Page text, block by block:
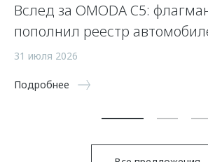
Вслед за OMODA C5:
пополнил реестр
31 июля 2026
Подробнее